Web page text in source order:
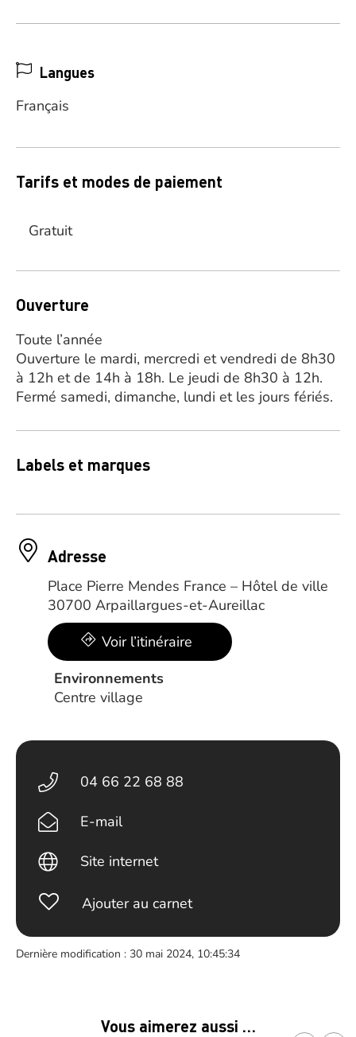
Langues
Français
Tarifs et modes de paiement
Gratuit
Ouverture
Toute l’année
Ouverture le mardi, mercredi et vendredi de 8h30
à 12h et de 14h à 18h. Le jeudi de 8h30 à 12h.
Fermé samedi, dimanche, lundi et les jours fériés.
Labels et marques
Adresse
Place Pierre Mendes France – Hôtel de ville
30700 Arpaillargues-et-Aureillac
Voir l’itinéraire
Environnements
Centre village
04 66 22 68 88
E-mail
Site internet
Ajouter au carnet
Dernière modification : 30 mai 2024, 10:45:34
Vous aimerez aussi …